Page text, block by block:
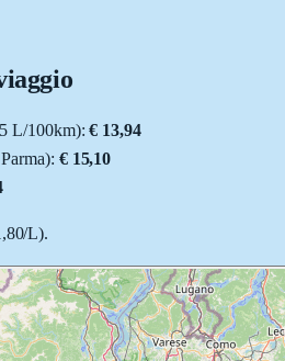
L/100km): € 13,94
Parma): € 15,10
/L).